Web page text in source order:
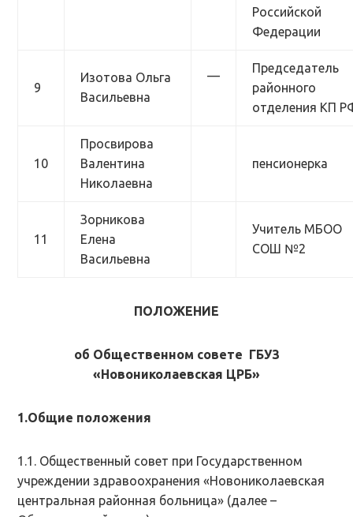
Российской
Федерации
9
Изотова Ольга
Васильевна
—
Председатель
районного
отделения КП
10
Просвирова
Валентина
Николаевна
пенсионерка
11
Зорникова
Елена
Васильевна
Учитель МБОО
СОШ №2
ПОЛОЖЕНИЕ
об Общественном совете ГБУЗ
«Новониколаевская ЦРБ»
1.Общие положения
1.1. Общественный совет при Государственном
учреждении здравоохранения «Новониколаевская
центральная районная больница» (далее –